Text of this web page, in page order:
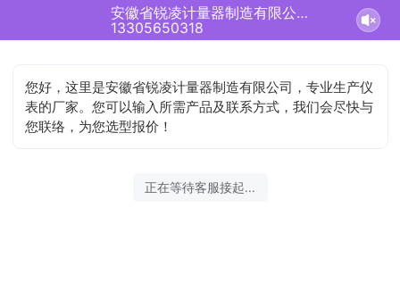
安徽省锐凌计量器制造有限公司正在为您服务
13305650318
您好，这里是安徽省锐凌计量器制造有限公司，专业生产仪
表的厂家。您可以输入所需产品及联系方式，我们会尽快与
您联络，为您选型报价！
正在等待客服接起...